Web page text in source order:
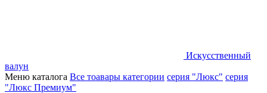
Искусственный
валун
Меню каталога Все тоавары категории серия "Люкс" серия
"Люкс Премиум"